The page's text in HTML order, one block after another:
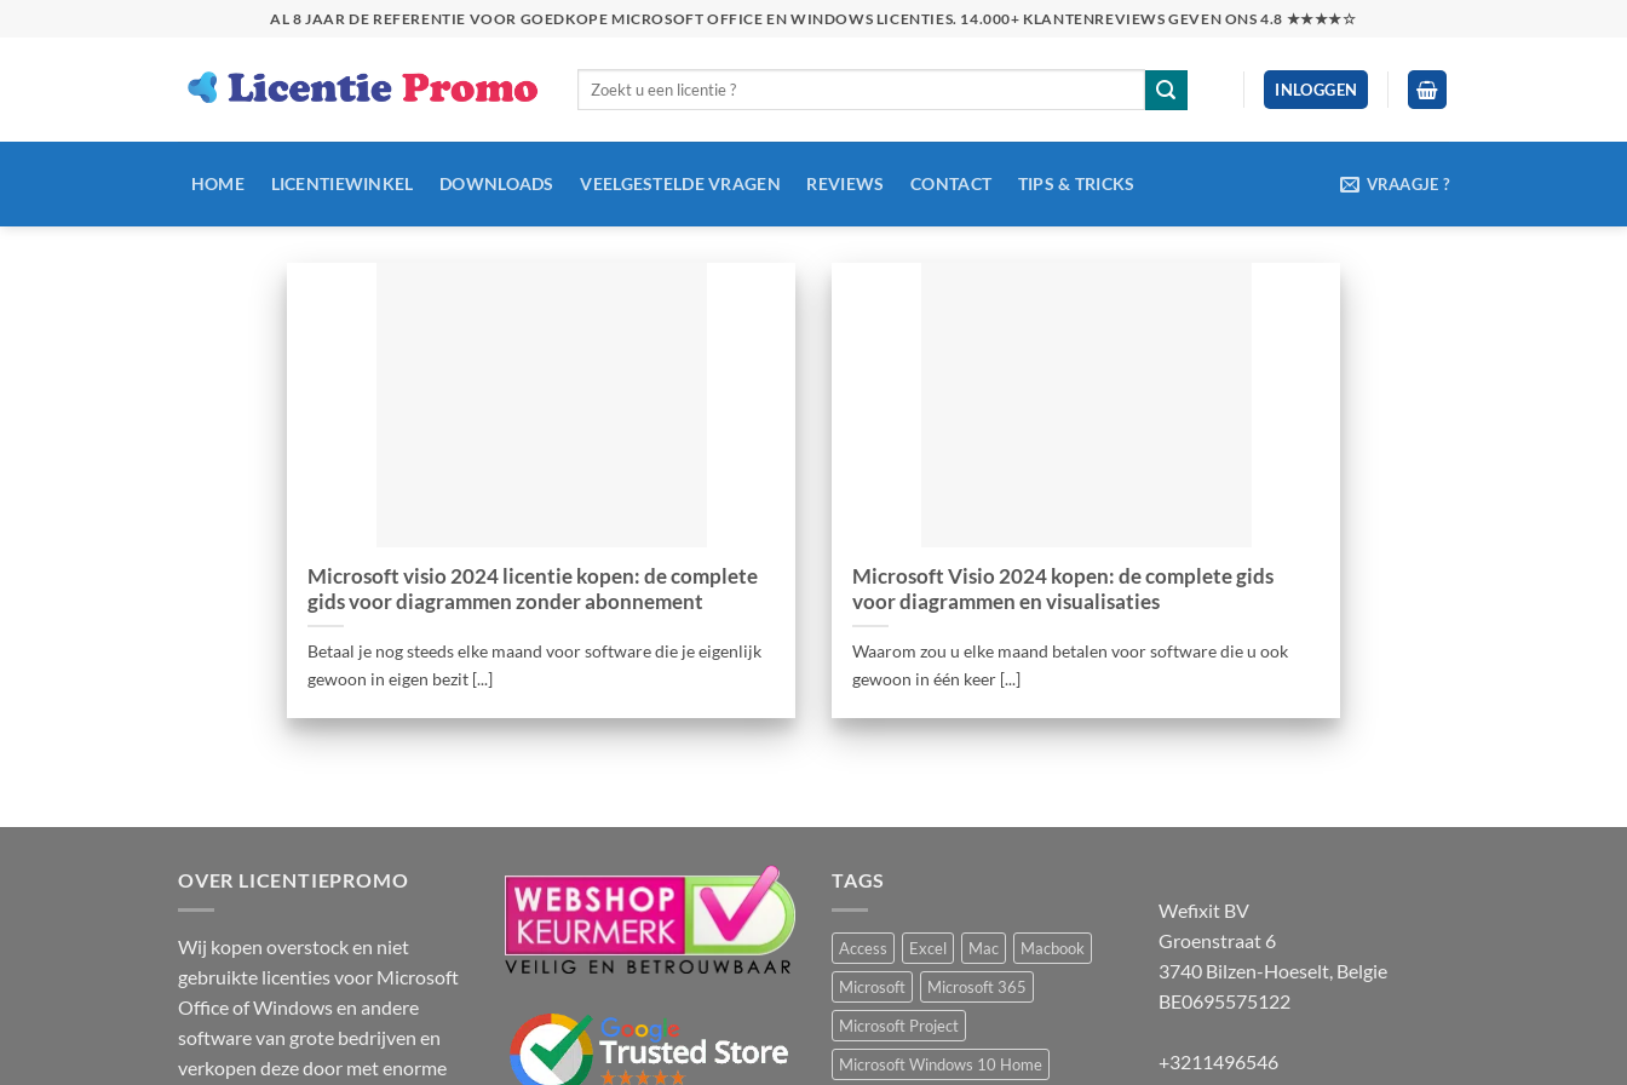
AL 8 JAAR DE REFERENTIE VOOR GOEDKOPE MICROSOFT OFFICE EN WINDOWS LICENTIES. 14.000+ KLANTENREVIEWS GEVEN ONS 4.8 ★★★★☆
Zoeken
INLOGGEN
HOME LICENTIEWINKEL DOWNLOADS VEELGESTELDE VRAGEN REVIEWS CONTACT TIPS & TRICKS VRAAGJE ?
Microsoft visio 2024 licentie kopen: de complete
gids voor diagrammen zonder abonnement
Betaal je nog steeds elke maand voor software die je eigenlijk
gewoon in eigen bezit [...]
Microsoft Visio 2024 kopen: de complete gids
voor diagrammen en visualisaties
Waarom zou u elke maand betalen voor software die u ook
gewoon in één keer [...]
OVER LICENTIEPROMO
Wij kopen overstock en niet
gebruikte licenties voor Microsoft
Office of Windows en andere
software van grote bedrijven en
verkopen deze door met enorme
TAGS
Access Excel Mac
Macbook
Microsoft
Microsoft 365
Microsoft Project
Microsoft Windows 10 Home
Wefixit BV
Groenstraat 6
3740 Bilzen-Hoeselt, Belgie
BE0695575122
+3211496546